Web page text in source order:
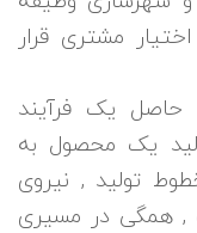
مشتری قرار
یک فرآیند
یک محصول به
تولید , نیروی
, همگی در مسیری